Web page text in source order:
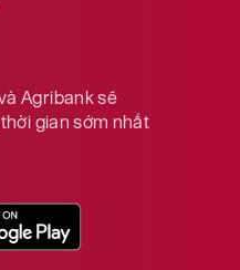
Agribank sẽ
gian sớm nhất